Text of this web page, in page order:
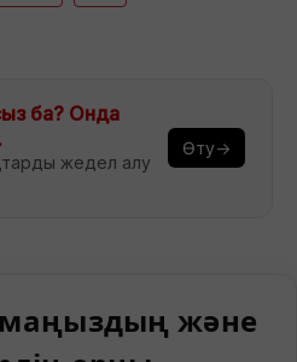
ба? Онда
жедел алу
Өту→
және